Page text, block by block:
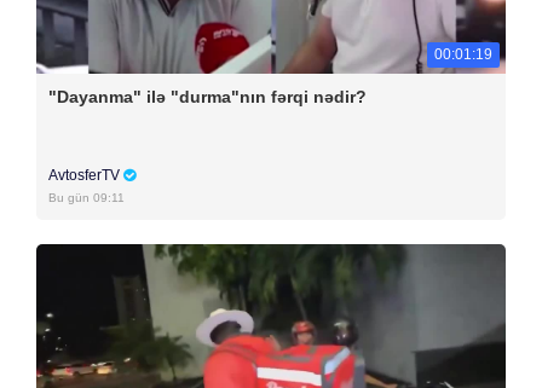
00:01:19
"Dayanma" ilə "durma"nın fərqi nədir?
AvtosferTV
Bu gün 09:11